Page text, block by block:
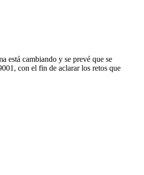
está cambiando y se prevé que se
con el fin de aclarar los retos que